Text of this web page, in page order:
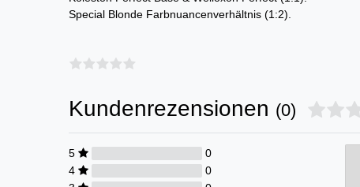
Special Blonde Farbnuancenverhältnis (1:2).
Kundenrezensionen (0)
5
0
4
0